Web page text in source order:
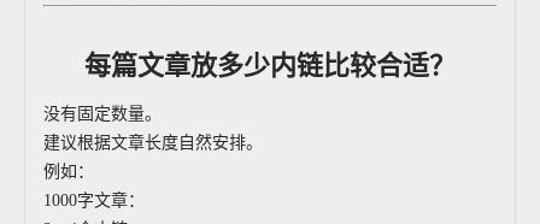
每篇文章放多少内链比较合适？
没有固定数量。
建议根据文章长度自然安排。
例如：
1000字文章：